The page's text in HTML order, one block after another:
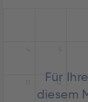
Für
diesem
12